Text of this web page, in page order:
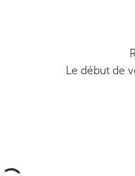
Le début de